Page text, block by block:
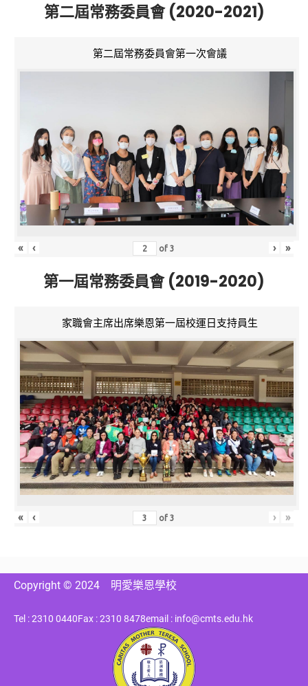
第二屆常務委員會 (2020-2021)
第二屆常務委員會第一次會議
« ‹ of3 › »
第一屆常務委員會 (2019-2020)
家職會主席出席樂恩第一屆校運日支持員生
« ‹ of3 › »
Copyright © 2024 明愛樂恩學校
Tel : 2310 0440Fax : 2310 8478email : info@cmts.edu.hk